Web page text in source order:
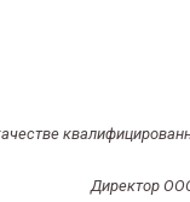
Директор